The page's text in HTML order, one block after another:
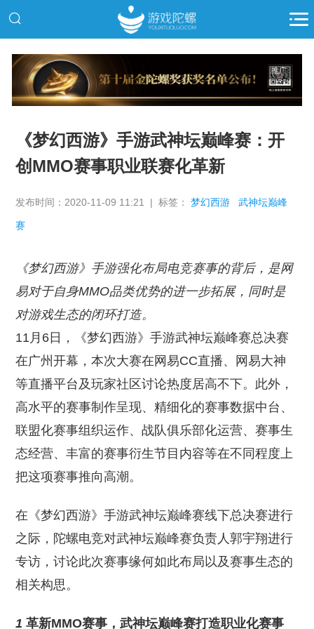
推广
《梦幻西游》手游武神坛巅峰赛：开
创MMO赛事职业联赛化革新
发布时间：2020-11-09 11:21 | 标签：梦幻西游 武神坛巅峰
赛
《梦幻西游》手游强化布局电竞赛事的背后，是网
易对于自身MMO品类优势的进一步拓展，同时是
对游戏生态的闭环打造。
11月6日，《梦幻西游》手游武神坛巅峰赛总决赛
在广州开幕，本次大赛在网易CC直播、网易大神
等直播平台及玩家社区讨论热度居高不下。此外，
高水平的赛事制作呈现、精细化的赛事数据中台、
联盟化赛事组织运作、战队俱乐部化运营、赛事生
态经营、丰富的赛事衍生节目内容等在不同程度上
把这项赛事推向高潮。
在《梦幻西游》手游武神坛巅峰赛线下总决赛进行
之际，陀螺电竞对武神坛巅峰赛负责人郭宇翔进行
专访，讨论此次赛事缘何如此布局以及赛事生态的
相关构思。
1 革新MMO赛事，武神坛巅峰赛打造职业化赛事